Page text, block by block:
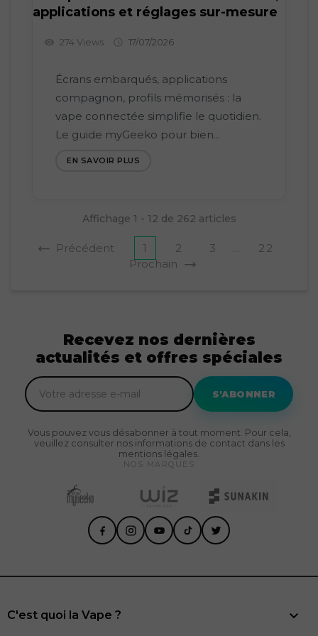
applications et réglages sur-mesure
visibility 274 Views  17/07/2026
Écrans embarqués, applications
compagnon, profils mémorisés : la
vape connectée simplifie le quotidien.
Le guide myGeeko pour bien...
EN SAVOIR PLUS
Affichage 1 - 12 de 262 articles
Précédent 1 2 3 ...
22
Prochain
NOS MARQUES
Recevez nos dernières
actualités et offres spéciales
S'ABONNER
Vous pouvez vous désabonner à tout moment. Pour cela,
veuillez consulter nos informations de contact dans les
mentions légales.
C'est quoi la Vape ? 